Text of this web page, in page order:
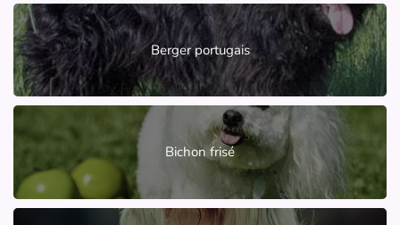
Berger portugais
Bichon frisé